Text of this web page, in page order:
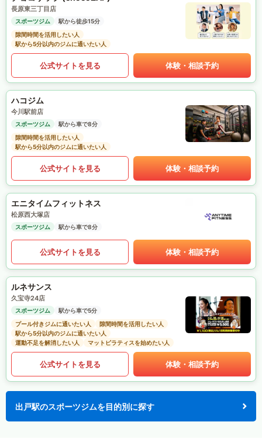
長原東三丁目店
スポーツジム
駅から徒歩15分
隙間時間を活用したい人
駅から5分以内のジムに通いたい人
公式サイトを見る 体験・相談予約
ハコジム
今川駅前店
スポーツジム
駅から車で8分
隙間時間を活用したい人
駅から5分以内のジムに通いたい人
公式サイトを見る 体験・相談予約
エニタイムフィットネス
松原西大塚店
スポーツジム 駅から車で8分
公式サイトを見る 体験・相談予約
ルネサンス
久宝寺24店
スポーツジム
駅から車で5分
プール付きジムに通いたい人
隙間時間を活用したい人
駅から5分以内のジムに通いたい人
運動不足を解消したい人
マットピラティスを始めたい人
公式サイトを見る 体験・相談予約
出戸駅のスポーツジムを目的別に探す